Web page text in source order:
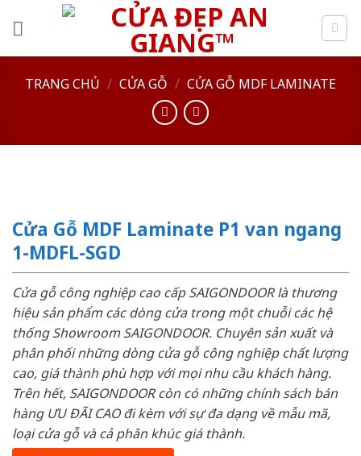
TRANG CHỦ / CỬA GỖ / CỬA GỖ MDF LAMINATE
Cửa Gỗ MDF Laminate P1 van ngang
1-MDFL-SGD
Cửa gỗ công nghiệp cao cấp SAIGONDOOR là thương
hiệu sản phẩm các dòng cửa trong một chuỗi các hệ
thống Showroom SAIGONDOOR. Chuyên sản xuất và
phân phối những dòng cửa gỗ công nghiệp chất lượng
cao, giá thành phù hợp với mọi nhu cầu khách hàng.
Trên hết, SAIGONDOOR còn có những chính sách bán
hàng ƯU ĐÃI CAO đi kèm với sự đa dạng về mẫu mã,
loại cửa gỗ và cả phân khúc giá thành.